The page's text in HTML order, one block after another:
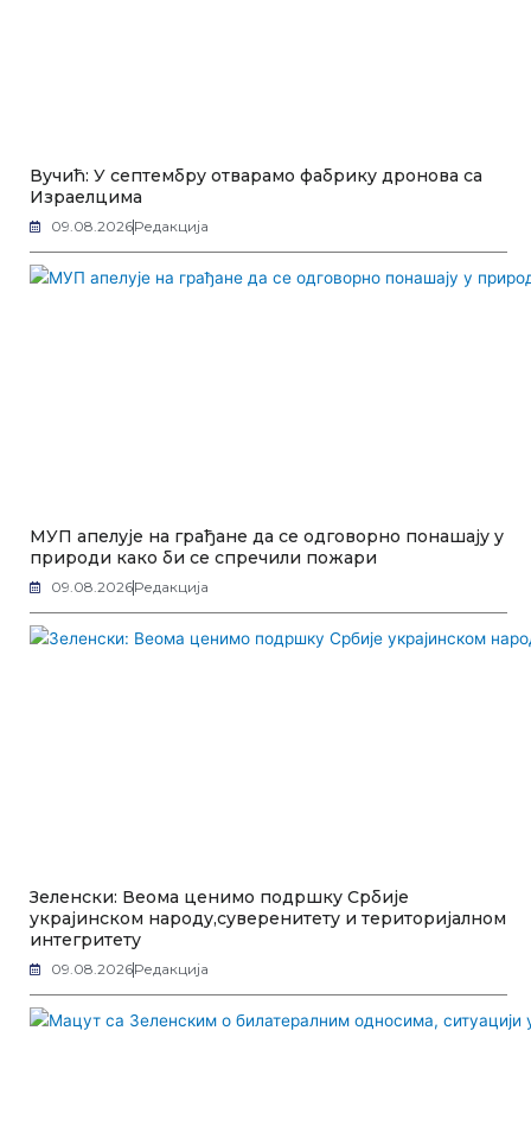
Вучић: У септембру отварамо фабрику дронова са
Израелцима
09.08.2026Редакција
МУП апелује на грађане да се одговорно понашају у
природи како би се спречили пожари
09.08.2026Редакција
Зеленски: Веома ценимо подршку Србије
украјинском народу,суверенитету и територијалном
интегритету
09.08.2026Редакција